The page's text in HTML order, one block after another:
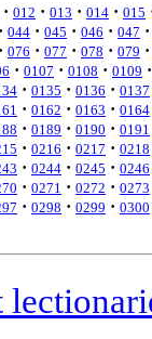
· 012 · 013 · 014 · 015
· 044 · 045 · 046 · 047 ·
· 076 · 077 · 078 · 079 ·
· 0107 · 0108 · 0109 ·
· 0135 · 0136 · 0137
· 0162 · 0163 · 0164
· 0189 · 0190 · 0191
· 0216 · 0217 · 0218
· 0244 · 0245 · 0246
· 0271 · 0272 · 0273
· 0298 · 0299 · 0300